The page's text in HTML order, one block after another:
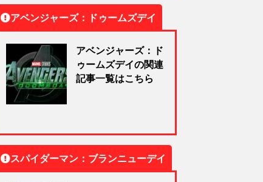
アベンジャーズ：ドゥームズデイ
アベンジャーズ：ド
ゥームズデイの関連
記事一覧はこちら
スパイダーマン：ブランニューデイ